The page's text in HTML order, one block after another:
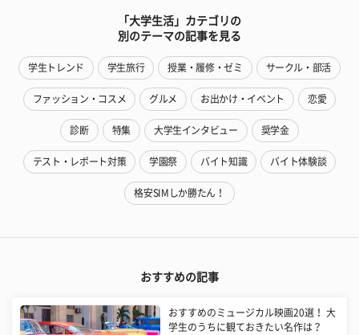
「大学生活」カテゴリの
別のテーマの記事を見る
学生トレンド 学生旅行 授業・履修・ゼミ サークル・部活
ファッション・コスメ グルメ お出かけ・イベント 恋愛
診断 特集 大学生インタビュー 奨学金
テスト・レポート対策 学園祭 バイト知識 バイト体験談
格安SIMしか勝たん！
おすすめの記事
おすすめのミュージカル映画20選！ 大
学生のうちに観ておきたい名作は？